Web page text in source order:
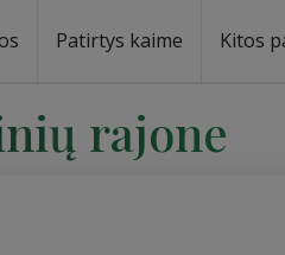
Patirtys kaime Kitos
rajone